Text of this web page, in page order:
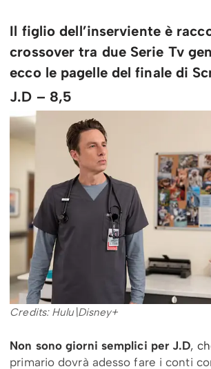
Il figlio dell’inserviente è
crossover tra due Serie Tv
ecco le pagelle del finale di
J.D – 8,5
Credits: Hulu\Disney+
Non sono giorni semplici per J.D,
primario dovrà adesso fare i conti